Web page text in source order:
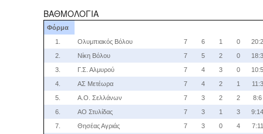
ΒΑΘΜΟΛΟΓΙΑ
Φόρμα
1.
Ολυμπιακός Βόλου 7 6 1 0
20:2
2.
Νίκη Βόλου 7 5 2 0
18:3
3.
Γ.Σ. Αλμυρού 7 4 3 0
10:5
4.
ΑΣ Μετέωρα 7 4 2 1
11:3
5.
Α.Ο. Σελλάνων 7 3 2 2
8:6
6.
ΑΟ Στυλίδας 7 3 1 3
9:14
7.
Θησέας Αγριάς 7 3 0 4 7:11